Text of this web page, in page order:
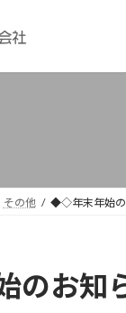
その他 ◆◇年末年始
のお